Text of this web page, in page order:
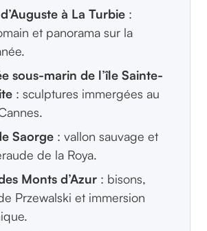
à La Turbie :
et panorama sur la
sous-marin de l’île Sainte-
: sculptures immergées au
Saorge : vallon sauvage et
de la Roya.
Monts d’Azur : bisons,
Przewalski et immersion